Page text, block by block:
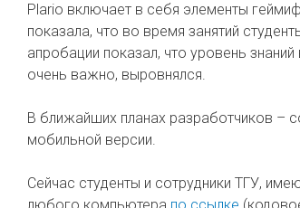
Plario включает в себя элементы
показала, что во время занятий
апробации показал, что уровень
очень важно, выровнялся.
В ближайших планах разработчиков –
мобильной версии.
Сейчас студенты и сотрудники ТГУ,